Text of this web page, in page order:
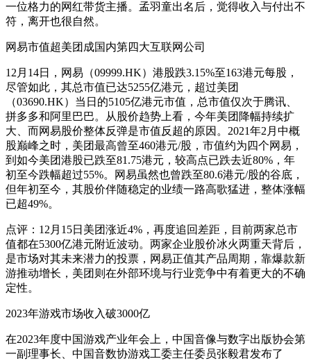
一位格力的网红带货主播。孟羽童出名后，觉得收入与付出不
符，离开也很自然。
网易市值超美团成国内第四大互联网公司
12月14日，网易（09999.HK）港股跌3.15%至163港元每股，
尽管如此，其总市值已达5255亿港元，超过美团
（03690.HK）当日的5105亿港元市值，总市值仅次于腾讯、
拼多多和阿里巴巴。从股价趋势上看，今年美团降幅持续扩
大、而网易股价整体反弹是市值反超的原因。2021年2月中概
股巅峰之时，美团最高曾至460港元/股，市值约为四个网易，
到如今美团港股已跌至81.75港元，较高点已跌去近80%，年
初至今跌幅超过55%。网易虽然也曾跌至80.6港元/股的谷底，
但年初至今，其股价伴随稳定的业绩一路高歌猛进，整体涨幅
已超49%。
点评：12月15日美团涨近4%，再度追回差距，目前两家总市
值都在5300亿港元附近波动。两家企业股价冰火两重天背后，
是市场对其未来潜力的投票，网易正值其产品周期，靠爆款新
游推动增长，美团则在外部环境与行业竞争中有着更大的不确
定性。
2023年游戏市场收入破3000亿
在2023年度中国游戏产业年会上，中国音像与数字出版协会第
一副理事长、中国音数协游戏工委主任委员张毅君发布了